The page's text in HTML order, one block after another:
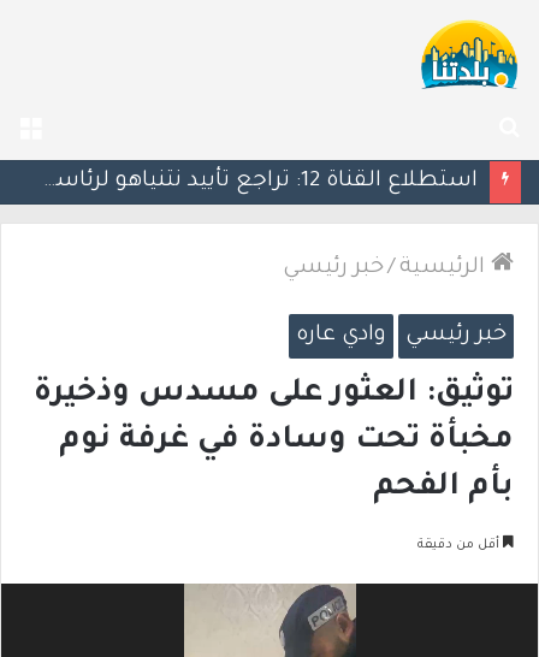
عن
كين يحذر ترامب: التصعيد العسكري ضد إيران قد يأتي بنتائج عكسية
الرئيسية /خبر رئيسي
خبر رئيسي وادي عاره
توثيق: العثور على مسدس وذخيرة
مخبأة تحت وسادة في غرفة نوم
بأم الفحم
أقل من دقيقة